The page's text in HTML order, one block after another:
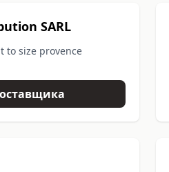
SARL
to size provence